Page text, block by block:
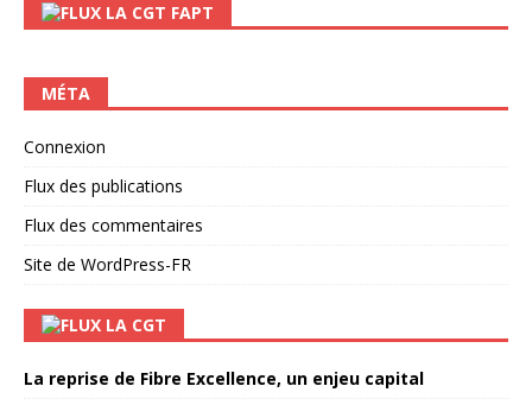
LA CGT FAPT
MÉTA
Connexion
Flux des publications
Flux des commentaires
Site de WordPress-FR
LA CGT
La reprise de Fibre Excellence, un enjeu capital